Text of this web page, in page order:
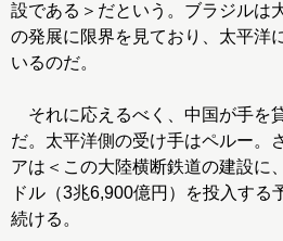
設である＞だという。ブラジルは
の発展に限界を見ており、太平洋
いるのだ。
それに応えるべく、中国が手を
だ。太平洋側の受け手はペルー。
アは＜この大陸横断鉄道の建設に
ドル（3兆6,900億円）を投入する
続ける。